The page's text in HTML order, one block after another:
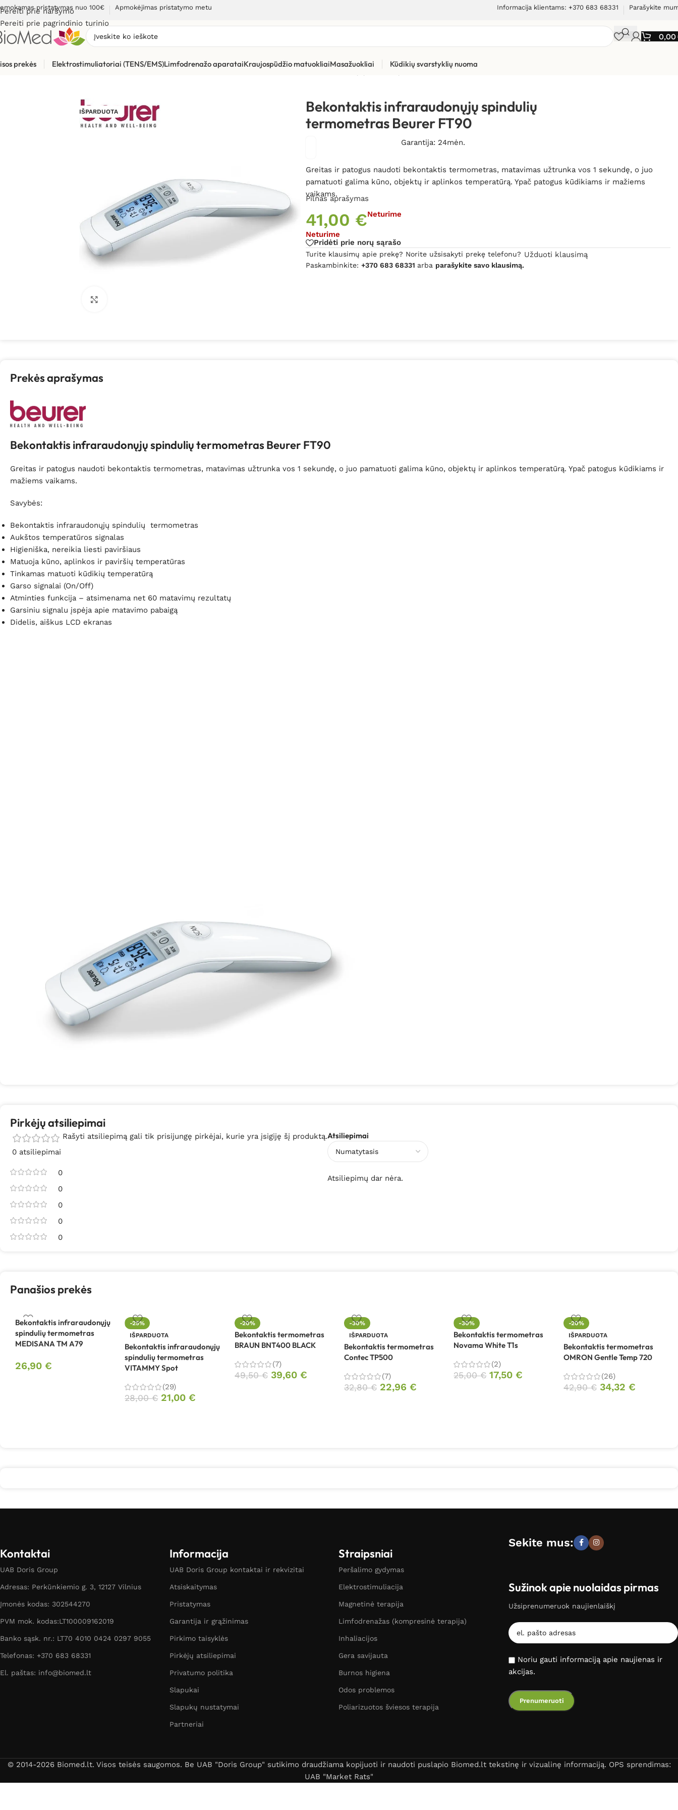
Pereiti prie naršymo
Pereiti prie pagrindinio turinio
pristatymas nuo 100€ Apmokėjimas pristatymo metu Informacija klientams: +370 683 68331 Parašykite
0,00
prekės Elektrostimuliatoriai (TENS/EMS)Limfodrenažo aparataiKraujospūdžio matuokliaiMasažuokliai Kūdikių svarstyklių nuoma
Sveikatos priežiūrai Bekontaktis infraraudonųjų spindulių termometras Beurer FT90
IŠPARDUOTA
Bekontaktis infraraudonųjų spindulių
termometras Beurer FT90
Garantija: 24mėn.
Greitas ir patogus naudoti bekontaktis termometras, matavimas užtrunka vos 1 sekundę, o juo
pamatuoti galima kūno, objektų ir aplinkos temperatūrą. Ypač patogus kūdikiams ir mažiems
vaikams.
Pilnas aprašymas
41,00 €Neturime
Neturime
Pridėti prie norų sąrašo
Turite klausimų apie prekę? Norite užsisakyti prekę telefonu?
Paskambinkite:+370 683 68331 arba parašykite savo klausimą.
Užduoti klausimą
Prekės aprašymas
Bekontaktis infraraudonųjų spindulių termometras Beurer FT90
Greitas ir patogus naudoti bekontaktis termometras, matavimas užtrunka vos 1 sekundę, o juo pamatuoti galima kūno, objektų ir aplinkos temperatūrą. Ypač patogus kūdikiams ir
mažiems vaikams.
Savybės:
Bekontaktis infraraudonųjų spindulių termometras
Aukštos temperatūros signalas
Higieniška, nereikia liesti paviršiaus
Matuoja kūno, aplinkos ir paviršių temperatūras
Tinkamas matuoti kūdikių temperatūrą
Garso signalai (On/Off)
Atminties funkcija – atsimenama net 60 matavimų rezultatų
Garsiniu signalu įspėja apie matavimo pabaigą
Didelis, aiškus LCD ekranas
Pirkėjų atsiliepimai
0 atsiliepimai
0
0
0
0
0
Atsiliepimai
Atsiliepimų dar nėra.
Rašyti atsiliepimą gali tik prisijungę pirkėjai, kurie yra įsigiję šį produktą.
Panašios prekės
Bekontaktis infraraudonųjų
spindulių termometras
MEDISANA TM A79
26,90 €
-25%
IŠPARDUOTA
Bekontaktis infraraudonųjų
spindulių termometras
VITAMMY Spot
(29)
28,00€ 21,00€
-20%
Bekontaktis termometras
BRAUN BNT400 BLACK
(7)
49,50€ 39,60 €
-30%
IŠPARDUOTA
Bekontaktis termometras
Contec TP500
(7)
32,80€ 22,96 €
-30%
Bekontaktis termometras
Novama White T1s
(2)
25,00€ 17,50€
-20%
IŠPARDUOTA
Bekontaktis termometras
OMRON Gentle Temp 720
(26)
42,90€ 34,32 €
Kontaktai
UAB Doris Group
Adresas: Perkūnkiemio g. 3, 12127 Vilnius
Įmonės kodas: 302544270
PVM mok. kodas:LT100009162019
Banko sąsk. nr.: LT70 4010 0424 0297 9055
Telefonas: +370 683 68331
El. paštas: info@biomed.lt
Informacija
UAB Doris Group kontaktai ir rekvizitai
Atsiskaitymas
Pristatymas
Garantija ir grąžinimas
Pirkimo taisyklės
Pirkėjų atsiliepimai
Privatumo politika
Slapukai
Slapukų nustatymai
Partneriai
Straipsniai
Peršalimo gydymas
Elektrostimuliacija
Magnetinė terapija
Limfodrenažas (kompresinė terapija)
Inhaliacijos
Gera savijauta
Burnos higiena
Odos problemos
Poliarizuotos šviesos terapija
Sekite mus:
Sužinok apie nuolaidas pirmas
Užsiprenumeruok naujienlaiškį
Noriu gauti informaciją apie naujienas ir
akcijas.
© 2014-2026 Biomed.lt. Visos teisės saugomos. Be UAB "Doris Group" sutikimo draudžiama kopijuoti ir naudoti puslapio Biomed.lt tekstinę ir vizualinę informaciją. OPS sprendimas:
UAB "Market Rats"